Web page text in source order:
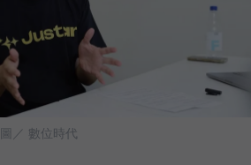
圖／ 數位時代